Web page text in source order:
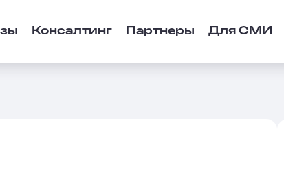
Консалтинг Партнеры Для СМИ